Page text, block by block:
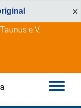
i membri
e.V.